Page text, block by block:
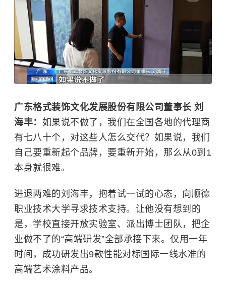
广东格式装饰文化发展股份有限公司董事长 刘
海丰： 如果说不做了，我们在全国各地的代理商
有七八十个，对这些人怎么交代？如果说，我们
自己要重新起个品牌，要重新开始，那么从0到1
本身就很难。
进退两难的刘海丰，抱着试一试的心态，向顺德
职业技术大学寻求技术支持。让他没有想到的
是，学校直接开放实验室、派出博士团队，把企
业做不了的“高端研发”全部承接下来。仅用一年
时间，成功研发出9款性能对标国际一线水准的
高端艺术涂料产品。